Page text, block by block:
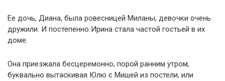
Ее дочь, Диана, была ровесницей Миланы, девочки очень
дружили. И постепенно Ирина стала частой гостьей в их
доме.
Она приезжала бесцеремонно, порой ранним утром,
буквально вытаскивая Юлю с Мишей из постели, или